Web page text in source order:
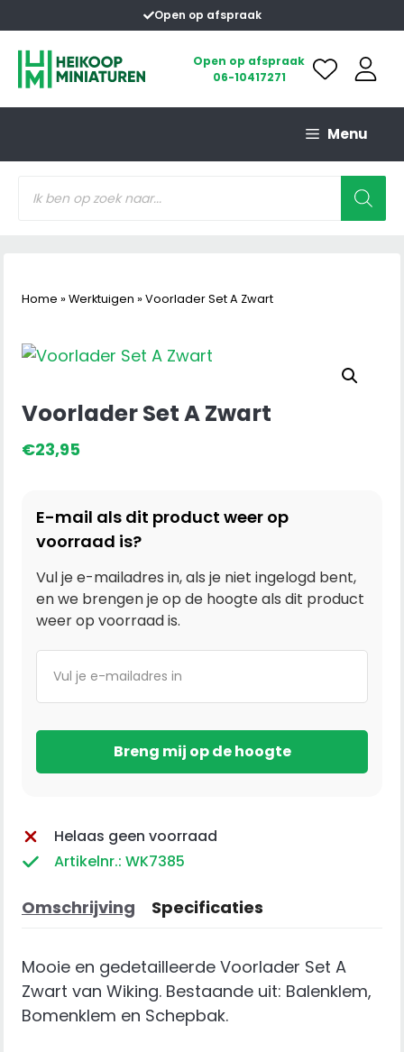
naar
inhoud
Open op afspraak
Open op afspraak
06-10417271
Menu
zoeken
Home » Werktuigen » Voorlader Set A Zwart
Voorlader Set A Zwart
€23,95
E-mail als dit product weer op
voorraad is?
Vul je e-mailadres in, als je niet ingelogd bent,
en we brengen je op de hoogte als dit product
weer op voorraad is.
Helaas geen voorraad
Artikelnr.: WK7385
Omschrijving Specificaties
Mooie en gedetailleerde Voorlader Set A
Zwart van Wiking. Bestaande uit: Balenklem,
Bomenklem en Schepbak.